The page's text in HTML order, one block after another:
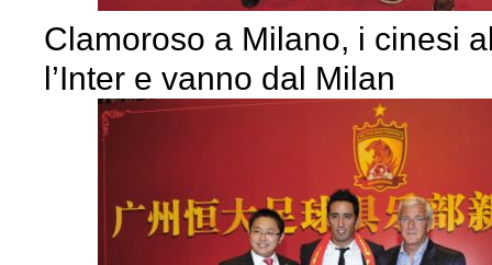
Clamoroso a Milano, i cinesi
l’Inter e vanno dal Milan